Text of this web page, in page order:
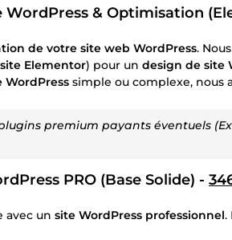
WordPress & Optimisation
de votre site web WordPress.
Elementor) pour un design de site
WordPress simple ou complexe, nous
premium payants éventuels
PRO (Base Solide) -
avec un site WordPress professionnel.